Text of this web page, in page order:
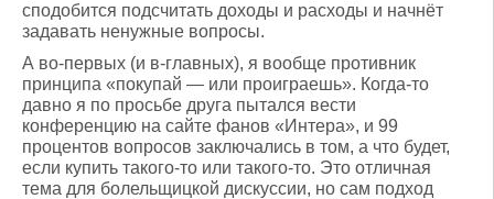
сподобится подсчитать доходы и расходы и начнёт
задавать ненужные вопросы.
А во-первых (и в-главных), я вообще противник
принципа «покупай — или проиграешь». Когда-то
давно я по просьбе друга пытался вести
конференцию на сайте фанов «Интера», и 99
процентов вопросов заключались в том, а что будет,
если купить такого-то или такого-то. Это отличная
тема для болельщицкой дискуссии, но сам подход